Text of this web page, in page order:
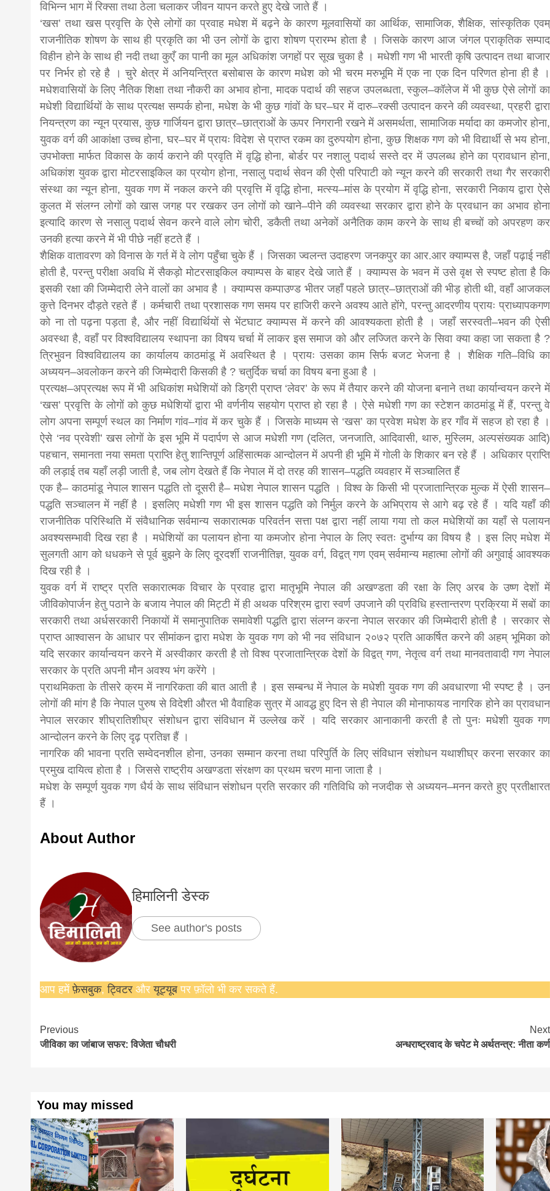
विभिन्न भाग में रिक्सा तथा ठेला चलाकर जीवन यापन करते हुए देखे जाते हैं ।
‘खस’ तथा खस प्रवृत्ति के ऐसे लोगों का प्रवाह मधेश में बढ़ने के कारण मूलवासियों का आर्थिक, सामाजिक, शैक्षिक, सांस्कृतिक एवम्
राजनीतिक शोषण के साथ ही प्रकृति का भी उन लोगों के द्वारा शोषण प्रारम्भ होता है । जिसके कारण आज जंगल प्राकृतिक सम्पाद
विहीन होने के साथ ही नदी तथा कुएँ का पानी का मूल अधिकांश जगहों पर सूख चुका है । मधेशी गण भी भारती कृषि उत्पादन तथा बाजार
पर निर्भर हो रहे है । चुरे क्षेत्र में अनियन्त्रित बसोबास के कारण मधेश को भी चरम मरुभूमि में एक ना एक दिन परिणत होना ही है ।
मधेशवासियों के लिए नैतिक शिक्षा तथा नौकरी का अभाव होना, मादक पदार्थ की सहज उपलब्धता, स्कुल–कॉलेज में भी कुछ ऐसे लोगों का
मधेशी विद्यार्थियों के साथ प्रत्यक्ष सम्पर्क होना, मधेश के भी कुछ गांवों के घर–घर में दारु–रक्सी उत्पादन करने की व्यवस्था, प्रहरी द्वारा
नियन्त्रण का न्यून प्रयास, कुछ गार्जियन द्वारा छात्र–छात्राओं के ऊपर निगरानी रखने में असमर्थता, सामाजिक मर्यादा का कमजोर होना,
युवक वर्ग की आकांक्षा उच्च होना, घर–घर में प्रायः विदेश से प्राप्त रकम का दुरुपयोग होना, कुछ शिक्षक गण को भी विद्यार्थी से भय होना,
उपभोक्ता मार्फत विकास के कार्य कराने की प्रवृति में वृद्धि होना, बोर्डर पर नशालु पदार्थ सस्ते दर में उपलब्ध होने का प्रावधान होना,
अधिकांश युवक द्वारा मोटरसाइकिल का प्रयोग होना, नसालु पदार्थ सेवन की ऐसी परिपाटी को न्यून करने की सरकारी तथा गैर सरकारी
संस्था का न्यून होना, युवक गण में नकल करने की प्रवृत्ति में वृद्धि होना, मत्स्य–मांस के प्रयोग में वृद्धि होना, सरकारी निकाय द्वारा ऐसे
कुलत में संलग्न लोगों को खास जगह पर रखकर उन लोगों को खाने–पीने की व्यवस्था सरकार द्वारा होने के प्रवधान का अभाव होना
इत्यादि कारण से नसालु पदार्थ सेवन करने वाले लोग चोरी, डकैती तथा अनेकों अनैतिक काम करने के साथ ही बच्चों को अपरहण कर
उनकी हत्या करने में भी पीछे नहीं हटते हैं ।
शैक्षिक वातावरण को विनास के गर्त में वे लोग पहुँचा चुके हैं । जिसका ज्वलन्त उदाहरण जनकपुर का आर.आर क्याम्पस है, जहाँ पढ़ाई नहीं
होती है, परन्तु परीक्षा अवधि में सैकड़ो मोटरसाइकिल क्याम्पस के बाहर देखे जाते हैं । क्याम्पस के भवन में उसे वृक्ष से स्पष्ट होता है कि
इसकी रक्षा की जिम्मेदारी लेने वालों का अभाव है । क्याम्पस कम्पाउण्ड भीतर जहाँ पहले छात्र–छात्राओं की भीड़ होती थी, वहाँ आजकल
कुत्ते दिनभर दौड़ते रहते हैं । कर्मचारी तथा प्रशासक गण समय पर हाजिरी करने अवश्य आते होंगे, परन्तु आदरणीय प्रायः प्राध्यापकगण
को ना तो पढ़ना पड़ता है, और नहीं विद्यार्थियों से भेंटघाट क्याम्पस में करने की आवश्यकता होती है । जहाँ सरस्वती–भवन की ऐसी
अवस्था है, वहाँ पर विश्वविद्यालय स्थापना का विषय चर्चा में लाकर इस समाज को और लज्जित करने के सिवा क्या कहा जा सकता है ?
त्रिभुवन विश्वविद्यालय का कार्यालय काठमांडू में अवस्थित है । प्रायः उसका काम सिर्फ बजट भेजना है । शैक्षिक गति–विधि का
अध्ययन–अवलोकन करने की जिम्मेदारी किसकी है ? चतुर्दिक चर्चा का विषय बना हुआ है ।
प्रत्यक्ष–अप्रत्यक्ष रूप में भी अधिकांश मधेशियों को डिग्री प्राप्त ‘लेवर’ के रूप में तैयार करने की योजना बनाने तथा कार्यान्वयन करने में
‘खस’ प्रवृत्ति के लोगों को कुछ मधेशियों द्वारा भी वर्णनीय सहयोग प्राप्त हो रहा है । ऐसे मधेशी गण का स्टेशन काठमांडू में हैं, परन्तु वे
लोग अपना सम्पूर्ण स्थल का निर्माण गांव–गांव में कर चुके हैं । जिसके माध्यम से ‘खस’ का प्रवेश मधेश के हर गाँव में सहज हो रहा है ।
ऐसे ‘नव प्रवेशी’ खस लोगों के इस भूमि में पदार्पण से आज मधेशी गण (दलित, जनजाति, आदिवासी, थारु, मुस्लिम, अल्पसंख्यक आदि)
पहचान, समानता नया समता प्राप्ति हेतु शान्तिपूर्ण अहिंसात्मक आन्दोलन में अपनी ही भूमि में गोली के शिकार बन रहे हैं । अधिकार प्राप्ति
की लड़ाई तब यहाँ लड़ी जाती है, जब लोग देखते हैं कि नेपाल में दो तरह की शासन–पद्धति व्यवहार में सञ्चालित हैं
एक है– काठमांडू नेपाल शासन पद्धति तो दूसरी है– मधेश नेपाल शासन पद्धति । विश्व के किसी भी प्रजातान्त्रिक मुल्क में ऐसी शासन–
पद्धति सञ्चालन में नहीं है । इसलिए मधेशी गण भी इस शासन पद्धति को निर्मुल करने के अभिप्राय से आगे बढ़ रहे हैं । यदि यहाँ की
राजनीतिक परिस्थिति में संवैधानिक सर्वमान्य सकारात्मक परिवर्तन सत्ता पक्ष द्वारा नहीं लाया गया तो कल मधेशियों का यहाँ से पलायन
अवश्यसम्भावी दिख रहा है । मधेशियों का पलायन होना या कमजोर होना नेपाल के लिए स्वतः दुर्भाग्य का विषय है । इस लिए मधेश में
सुलगती आग को धधकने से पूर्व बुझने के लिए दूरदर्शी राजनीतिज्ञ, युवक वर्ग, विद्वत् गण एवम् सर्वमान्य महात्मा लोगों की अगुवाई आवश्यक
दिख रही है ।
युवक वर्ग में राष्ट्र प्रति सकारात्मक विचार के प्रवाह द्वारा मातृभूमि नेपाल की अखण्डता की रक्षा के लिए अरब के उष्ण देशों में
जीविकोपार्जन हेतु पठाने के बजाय नेपाल की मिट्टी में ही अथक परिश्रम द्वारा स्वर्ण उपजाने की प्रविधि हस्तान्तरण प्रक्रिया में सबों का
सरकारी तथा अर्धसरकारी निकायों में समानुपातिक समावेशी पद्धति द्वारा संलग्न करना नेपाल सरकार की जिम्मेदारी होती है । सरकार से
प्राप्त आश्वासन के आधार पर सीमांकन द्वारा मधेश के युवक गण को भी नव संविधान २०७२ प्रति आकर्षित करने की अहम् भूमिका को
यदि सरकार कार्यान्वयन करने में अस्वीकार करती है तो विश्व प्रजातान्त्रिक देशों के विद्वत् गण, नेतृत्व वर्ग तथा मानवतावादी गण नेपाल
सरकार के प्रति अपनी मौन अवश्य भंग करेंगे ।
प्राथमिकता के तीसरे क्रम में नागरिकता की बात आती है । इस सम्बन्ध में नेपाल के मधेशी युवक गण की अवधारणा भी स्पष्ट है । उन
लोगों की मांग है कि नेपाल पुरुष से विदेशी औरत भी वैवाहिक सुत्र में आवद्ध हुए दिन से ही नेपाल की मोनाफायड नागरिक होने का प्रावधान
नेपाल सरकार शीघ्रातिशीघ्र संशोधन द्वारा संविधान में उल्लेख करें । यदि सरकार आनाकानी करती है तो पुनः मधेशी युवक गण
आन्दोलन करने के लिए दृढ़ प्रतिज्ञ हैं ।
नागरिक की भावना प्रति सम्वेदनशील होना, उनका सम्मान करना तथा परिपुर्ति के लिए संविधान संशोधन यथाशीघ्र करना सरकार का
प्रमुख दायित्व होता है । जिससे राष्ट्रीय अखण्डता संरक्षण का प्रथम चरण माना जाता है ।
मधेश के सम्पूर्ण युवक गण धैर्य के साथ संविधान संशोधन प्रति सरकार की गतिविधि को नजदीक से अध्ययन–मनन करते हुए प्रतीक्षारत
हैं ।
About Author
हिमालिनी डेस्क
See author's posts
आप हमेंफ़ेसबुक,ट्विटरऔरयूट्यूब पर फ़ॉलो भी कर सकते हैं.
Continue
Reading
Previous
जीविका का जांबाज सफर: विजेता चौधरी
Next
अन्धराष्ट्रवाद के चपेट मे अर्थतन्त्र: नीता कर्ण
सीताराम विवाह पंचमी महोत्सव के तीसरे दिन धनुष
यज्ञ का हुआ आयोजन (फोटो सहित)
3 years ago
जनकपुरधाम/मिश्री लाल मधुकर। सीताराम विवाह पंचमी
महोत्सव के तीसरे दिन जानकी मंदिर के प्रांगण में धनुष यज्ञ
आयोजित किया गया। रंगभूमि मैदान में राजा विदेह...
You may missed